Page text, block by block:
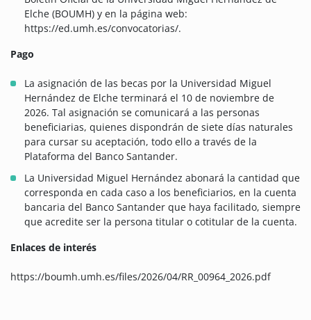
Elche (BOUMH) y en la página web:
https://ed.umh.es/convocatorias/.
Pago
La asignación de las becas por la Universidad Miguel
Hernández de Elche terminará el 10 de noviembre de
2026. Tal asignación se comunicará a las personas
beneficiarias, quienes dispondrán de siete días naturales
para cursar su aceptación, todo ello a través de la
Plataforma del Banco Santander.
La Universidad Miguel Hernández abonará la cantidad que
corresponda en cada caso a los beneficiarios, en la cuenta
bancaria del Banco Santander que haya facilitado, siempre
que acredite ser la persona titular o cotitular de la cuenta.
Enlaces de interés
https://boumh.umh.es/files/2026/04/RR_00964_2026.pdf